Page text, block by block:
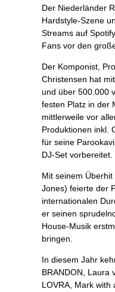
Der Niederländer
Hardstyle-Szene
Streams auf
Fans vor den
Der Komponist,
Christensen hat
und über 500.000
festen Platz in der
mittlerweile vor
Produktionen inkl.
für seine
DJ-Set vorbereitet.
Mit seinem
Jones) feierte der
internationalen
er seinen
House-Musik
bringen.
In diesem Jahr
BRANDON, Laura
LOVRA, Mark with